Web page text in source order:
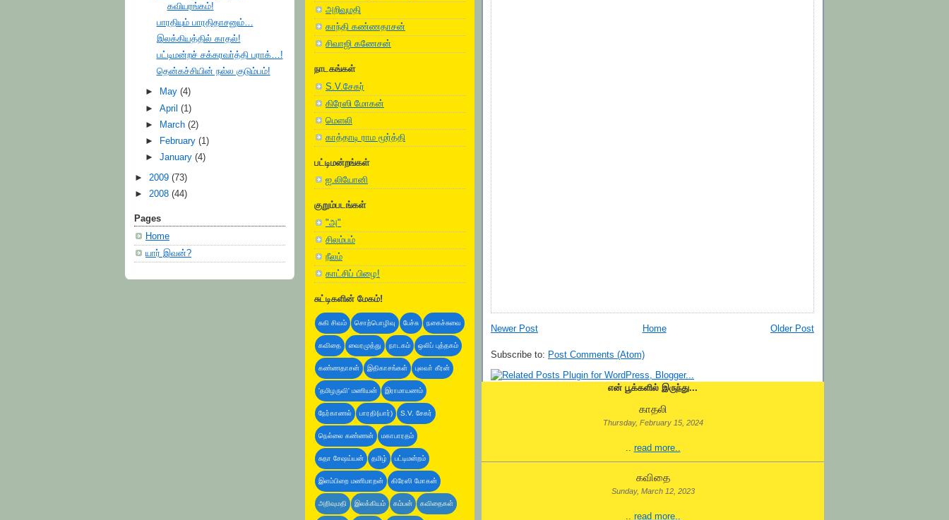
கவியரங்கம்!
பாரதியும் பாரதிதாசனும்…
இலக்கியத்தில் காதல்!
பட்டிமன்றச் சக்கரவா்த்தி பராக்…!
தென்கச்சியின் நல்ல குடும்பம்!
► May(4)
►April(1)
►
March(2)
►
February(1)
►January(4)
► 2009 (73)
► 2008 (44)
Pages
Home
யார் இவன்?
அறிவுமதி
காந்தி கண்ணதாசன்
சிவாஜி கணேசன்
நாடகங்கள்
S.V.சேகர்
கிரேஸி மோகன்
மெளலி
காத்தாடி ராம மூர்த்தி
பட்டிமன்றங்கள்
ஐ.லியோனி
குறும்படங்கள்
"அ"
சிலம்பம்
நீலம்
காட்சிப் பிழை!
சுட்டிகளின் மேகம்!
சுகி சிவம் சொற்பொழிவு பேச்சு நகைச்சுவை
கவிதை வைரமுத்து நாடகம் ஒலிப் புத்தகம்
கண்ணதாசன் இதிகாசங்கள் புலவா் கீரன்
'தமிழருவி' மணியன் இராமாயணம்
நேர்காணல் பாரதி(யார்) S.V. சேகர்
நெல்லை கண்ணன் மகாபாரதம்
சுதா சேஷய்யன் தமிழ் பட்டிமன்றம்
இளம்பிறை மணிமாறன் கிரேஸி மோகன்
அறிவுமதி இலக்கியம் கம்பன் கவிதைகள்
Newer Post Older Post
Home
Subscribe to: Post Comments (Atom)
என் பூக்களில் இருந்து...
காதலி
Thursday, February 15, 2024
.. read more..
கவிதை
Sunday, March 12, 2023
.. read more..